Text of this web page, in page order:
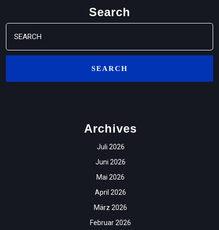
Search
Search
for:
Archives
Juli 2026
Juni 2026
Mai 2026
April 2026
März 2026
Februar 2026